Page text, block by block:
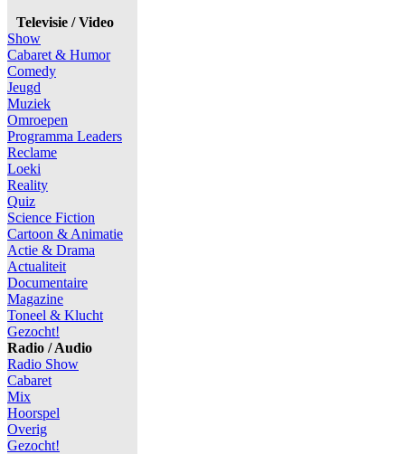
Televisie / Video
Show
Cabaret & Humor
Comedy
Jeugd
Muziek
Omroepen
Programma Leaders
Reclame
Loeki
Reality
Quiz
Science Fiction
Cartoon & Animatie
Actie & Drama
Actualiteit
Documentaire
Magazine
Toneel & Klucht
Gezocht!
Radio / Audio
Radio Show
Cabaret
Mix
Hoorspel
Overig
Gezocht!